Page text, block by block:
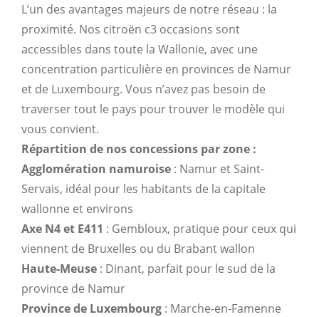
L’un des avantages majeurs de notre réseau : la
proximité. Nos citroën c3 occasions sont
accessibles dans toute la Wallonie, avec une
concentration particulière en provinces de Namur
et de Luxembourg. Vous n’avez pas besoin de
traverser tout le pays pour trouver le modèle qui
vous convient.
Répartition de nos concessions par zone :
Agglomération namuroise : Namur et Saint-
Servais, idéal pour les habitants de la capitale
wallonne et environs
Axe N4 et E411 : Gembloux, pratique pour ceux qui
viennent de Bruxelles ou du Brabant wallon
Haute-Meuse : Dinant, parfait pour le sud de la
province de Namur
Province de Luxembourg : Marche-en-Famenne